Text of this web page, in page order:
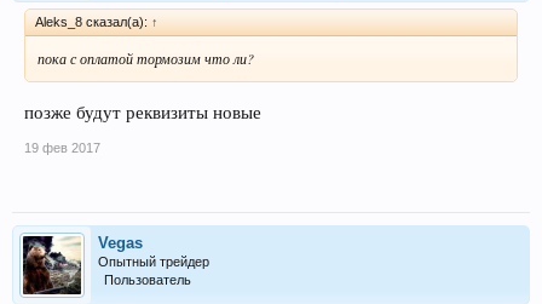
Aleks_8 сказал(а): ↑
пока с оплатой тормозим что ли?
позже будут реквизиты новые
19 фев 2017
Vegas
Опытный трейдер
Пользователь